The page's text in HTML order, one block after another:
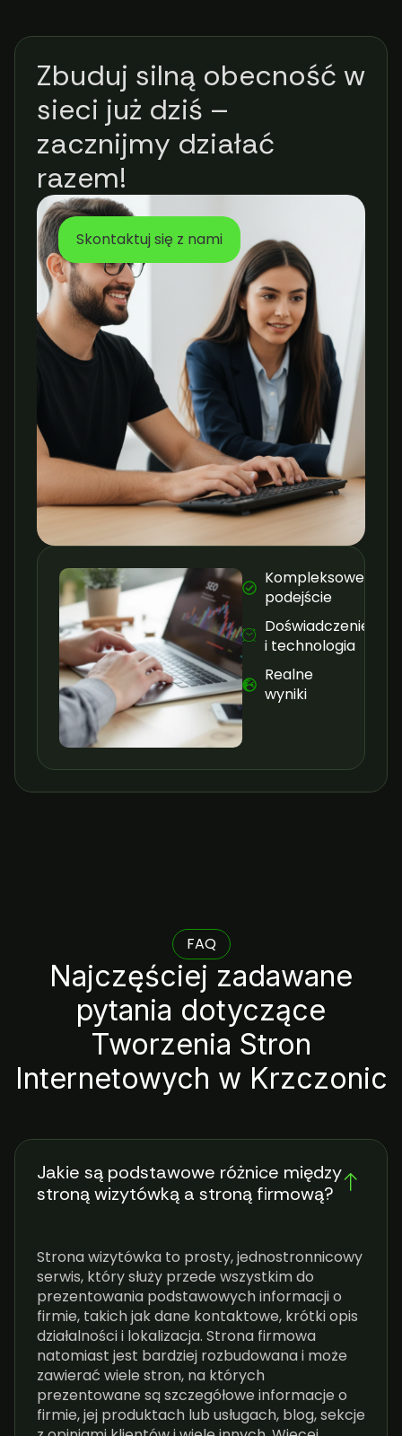
Zbuduj silną obecność w
sieci już dziś –
zacznijmy działać
razem!
Skontaktuj się z nami
Kompleksowe
podejście
Doświadczenie
i technologia
Realne
wyniki
FAQ
Najczęściej zadawane
pytania dotyczące
Tworzenia Stron
Internetowych w Krzczonic
Jakie są podstawowe różnice między
stroną wizytówką a stroną firmową?
Strona wizytówka to prosty, jednostronnicowy
serwis, który służy przede wszystkim do
prezentowania podstawowych informacji o
firmie, takich jak dane kontaktowe, krótki opis
działalności i lokalizacja. Strona firmowa
natomiast jest bardziej rozbudowana i może
zawierać wiele stron, na których
prezentowane są szczegółowe informacje o
firmie, jej produktach lub usługach, blog, sekcje